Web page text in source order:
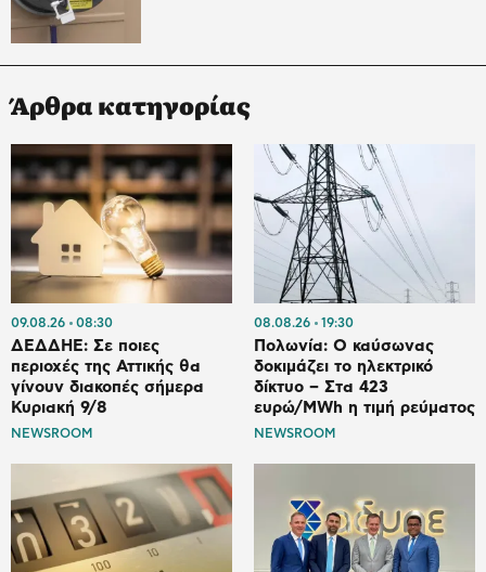
Άρθρα κατηγορίας
09.08.26 08:30
ΔΕΔΔΗΕ: Σε ποιες
περιοχές της Αττικής θα
γίνουν διακοπές σήμερα
Κυριακή 9/8
NEWSROOM
08.08.26 19:30
Πολωνία: Ο καύσωνας
δοκιμάζει το ηλεκτρικό
δίκτυο – Στα 423
ευρώ/MWh η τιμή ρεύματος
NEWSROOM